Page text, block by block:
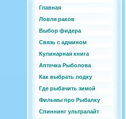
Главная
Ловля раков
Выбор фидера
Связь с админом
Кулинарная книга
Аптечка Рыболова
Как выбрать лодку
Где рыбачить зимой
Фильмы про Рыбалку
Спиннинг ультралайт